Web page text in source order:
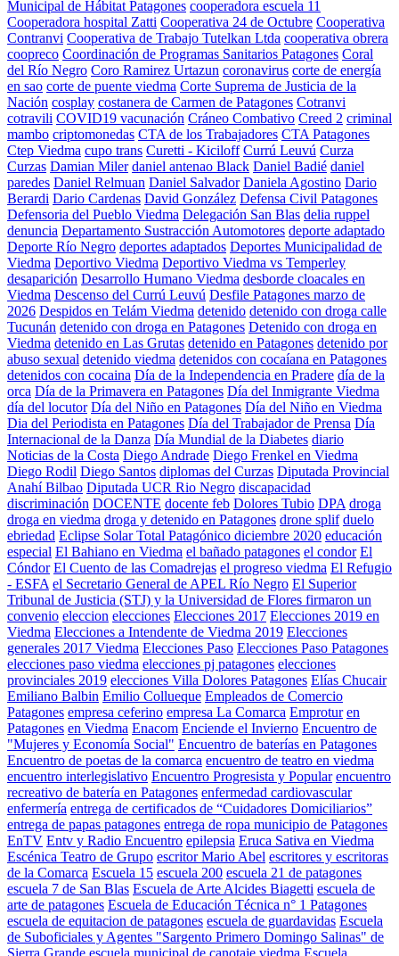
Municipal de Hábitat Patagones cooperadora escuela 11
Cooperadora hospital Zatti Cooperativa 24 de Octubre Cooperativa
Contranvi Cooperativa de Trabajo Tutelkan Ltda cooperativa obrera
coopreco Coordinación de Programas Sanitarios Patagones Coral
del Río Negro Coro Ramirez Urtazun coronavirus corte de energía
en sao corte de puente viedma Corte Suprema de Justicia de la
Nación cosplay costanera de Carmen de Patagones Cotranvi
cotravili COVID19 vacunación Cráneo Combativo Creed 2 criminal
mambo criptomonedas CTA de los Trabajadores CTA Patagones
Ctep Viedma cupo trans Curetti - Kiciloff Currú Leuvú Curza
Curzas Damian Miler daniel antenao Black Daniel Badié daniel
paredes Daniel Relmuan Daniel Salvador Daniela Agostino Dario
Berardi Dario Cardenas David González Defensa Civil Patagones
Defensoria del Pueblo Viedma Delegación San Blas delia ruppel
denuncia Departamento Sustracción Automotores deporte adaptado
Deporte Río Negro deportes adaptados Deportes Municipalidad de
Viedma Deportivo Viedma Deportivo Viedma vs Temperley
desaparición Desarrollo Humano Viedma desborde cloacales en
Viedma Descenso del Currú Leuvú Desfile Patagones marzo de
2026 Despidos en Telám Viedma detenido detenido con droga calle
Tucunán detenido con droga en Patagones Detenido con droga en
Viedma detenido en Las Grutas detenido en Patagones detenido por
abuso sexual detenido viedma detenidos con cocaíana en Patagones
detenidos con cocaina Día de la Independencia en Pradere día de la
orca Día de la Primavera en Patagones Día del Inmigrante Viedma
día del locutor Día del Niño en Patagones Día del Niño en Viedma
Dia del Periodista en Patagones Día del Trabajador de Prensa Día
Internacional de la Danza Día Mundial de la Diabetes diario
Noticias de la Costa Diego Andrade Diego Frenkel en Viedma
Diego Rodil Diego Santos diplomas del Curzas Diputada Provincial
Anahí Bilbao Diputada UCR Rio Negro discapacidad
discriminación DOCENTE docente feb Dolores Tubio DPA droga
droga en viedma droga y detenido en Patagones drone splif duelo
ebriedad Eclipse Solar Total Patagónico diciembre 2020 educación
especial El Bahiano en Viedma el bañado patagones el condor El
Cóndor El Cuento de las Comadrejas el progreso viedma El Refugio
- ESFA el Secretario General de APEL Río Negro El Superior
Tribunal de Justicia (STJ) y la Universidad de Flores firmaron un
convenio eleccion elecciones Elecciones 2017 Elecciones 2019 en
Viedma Elecciones a Intendente de Viedma 2019 Elecciones
generales 2017 Viedma Elecciones Paso Elecciones Paso Patagones
elecciones paso viedma elecciones pj patagones elecciones
provinciales 2019 elecciones Villa Dolores Patagones Elías Chucair
Emiliano Balbin Emilio Collueque Empleados de Comercio
Patagones empresa ceferino empresa La Comarca Emprotur en
Patagones en Viedma Enacom Enciende el Invierno Encuentro de
"Mujeres y Economía Social" Encuentro de baterías en Patagones
Encuentro de poetas de la comarca encuentro de teatro en viedma
encuentro interlegislativo Encuentro Progresista y Popular encuentro
recreativo de batería en Patagones enfermedad cardiovascular
enfermería entrega de certificados de “Cuidadores Domiciliarios”
entrega de papas patagones entrega de ropa municipio de Patagones
EnTV Entv y Radio Encuentro epilepsia Eruca Sativa en Viedma
Escénica Teatro de Grupo escritor Mario Abel escritores y escritoras
de la Comarca Escuela 15 escuela 200 escuela 21 de patagones
escuela 7 de San Blas Escuela de Arte Alcides Biagetti escuela de
arte de patagones Escuela de Educación Técnica n° 1 Patagones
escuela de equitacion de patagones escuela de guardavidas Escuela
de Suboficiales y Agentes "Sargento Primero Domingo Salinas" de
Sierra Grande escuela municipal de canotaje viedma Escuela